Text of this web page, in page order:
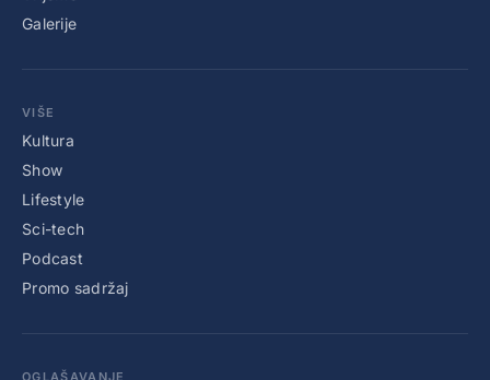
Galerije
VIŠE
Kultura
Show
Lifestyle
Sci-tech
Podcast
Promo sadržaj